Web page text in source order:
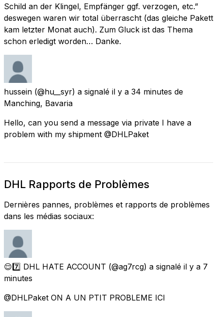
Schild an der Klingel, Empfänger ggf. verzogen, etc.”
deswegen waren wir total überrascht (das gleiche Pakett
kam letzter Monat auch). Zum Gluck ist das Thema
schon erledigt worden… Danke.
hussein (@hu__syr) a signalé il y a 34 minutes de
Manching, Bavaria
Hello, can you send a message via private I have a
problem with my shipment @DHLPaket
DHL Rapports de Problèmes
Dernières pannes, problèmes et rapports de problèmes
dans les médias sociaux:
😌7️⃣ DHL HATE ACCOUNT (@ag7rcg) a signalé il y a 7
minutes
@DHLPaket ON A UN PTIT PROBLEME ICI